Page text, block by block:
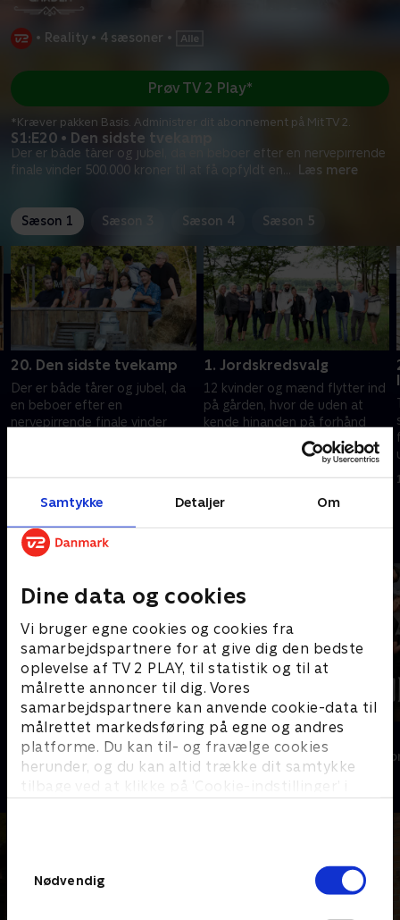
Samtykke Detaljer Om
Dine data og cookies
Vi bruger egne cookies og cookies fra
samarbejdspartnere for at give dig den bedste
oplevelse af TV 2 PLAY, til statistik og til at
målrette annoncer til dig. Vores
samarbejdspartnere kan anvende cookie-data til
målrettet markedsføring på egne og andres
platforme. Du kan til- og fravælge cookies
herunder, og du kan altid trække dit samtykke
tilbage ved at klikke på ’Cookie-indstillinger’ i
Nødvendig
• Reality • 4 sæsoner •
S1:E20 • Den sidste tvekamp
Der er både tårer og jubel, da en beboer efter en nervepirrende
finale vinder 500.000 kroner til at få opfyldt en
Læs mere
Prøv TV 2 Play*
*Kræver pakken Basis. Administrer dit abonnement på Mit TV 2.
Sæson 1 Sæson 3 Sæson 4 Sæson 5
20. Den sidste tvekamp
Der er både tårer og jubel, da
en beboer efter en
nervepirrende finale vinder
1. Jordskredsvalg
12 kvinder og mænd flytter ind
på gården, hvor de uden at
kende hinanden på forhånd
skal få en hverdag til at
17. marts 2019 • 53 min
Andre så også
Landmand søger kærlighed
Reality • 13 sæsoner
Forræder
Reality • 4